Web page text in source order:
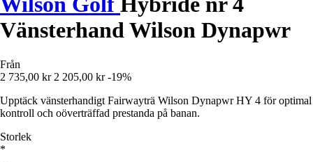
Vänsterhand Wilson Dynapwr
Från
2 735,00 kr 2 205,00 kr -19%
Upptäck vänsterhandigt Fairwayträ Wilson Dynapwr HY 4 för optimal
kontroll och oöverträffad prestanda på banan.
Storlek
*